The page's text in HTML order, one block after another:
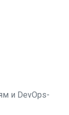
и DevOps-